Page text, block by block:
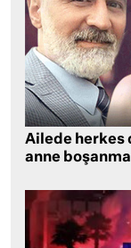
Ailede herkes
anne boşanma